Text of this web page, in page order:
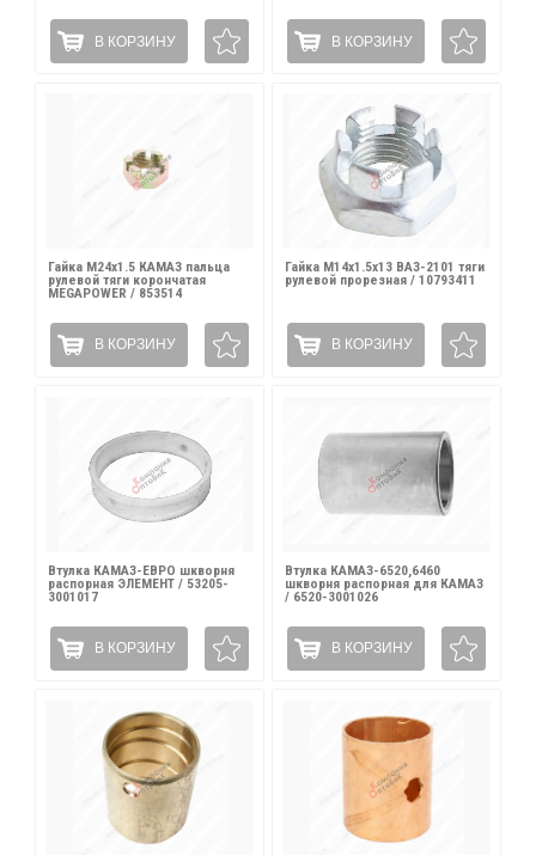
В КОРЗИНУ В КОРЗИНУ
Гайка М24х1.5 КАМАЗ пальца
рулевой тяги корончатая
MEGAPOWER / 853514
В КОРЗИНУ
Гайка М14х1.5х13 ВАЗ-2101 тяги
рулевой прорезная / 10793411
В КОРЗИНУ
Втулка КАМАЗ-ЕВРО шкворня
распорная ЭЛЕМЕНТ / 53205-
3001017
В КОРЗИНУ
Втулка КАМАЗ-6520,6460
шкворня распорная для КАМАЗ
/ 6520-3001026
В КОРЗИНУ